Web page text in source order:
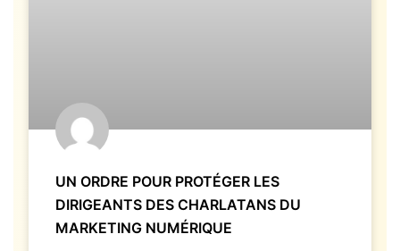
UN ORDRE POUR PROTÉGER LES
DIRIGEANTS DES CHARLATANS DU
MARKETING NUMÉRIQUE